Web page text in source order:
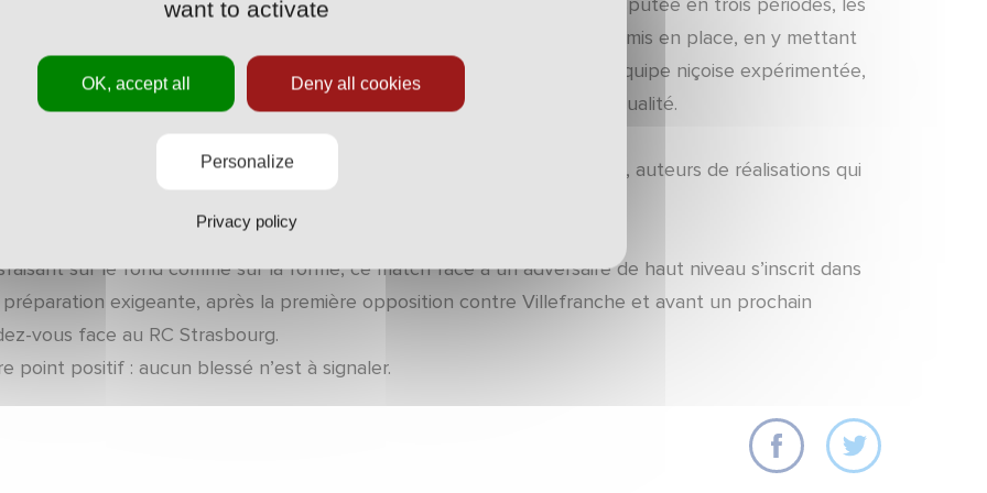
s’est soldée par un match nul spectaculaire (3-3). Dans une rencontre disputée en trois périodes, les
de Pablo Correa ont respecté les consignes et les principes de jeu mis en place, en y mettant
intensité constante dès le coup d’envoi. L’ASNL a su rivaliser avec une équipe niçoise expérimentée,
un petit passage à vide qui a permis à l’adversaire de faire parler sa qualité.
buteurs du jour côté nancéien se nomment Bouabdeli, Cissé et Fdaouch, auteurs de réalisations qui
sur le fond comme sur la forme, ce match face à un adversaire de haut niveau s’inscrit dans
préparation exigeante, après la première opposition contre Villefranche et avant un prochain
vous face au RC Strasbourg.
point positif : aucun blessé n’est à signaler.
want to activate
OK, accept all Deny all cookies
Personalize
Privacy policy